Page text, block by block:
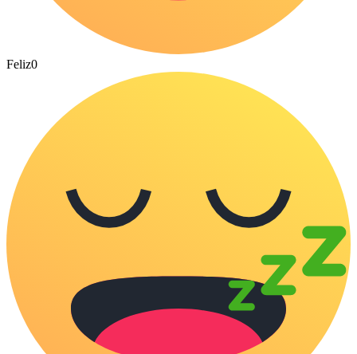
Feliz0